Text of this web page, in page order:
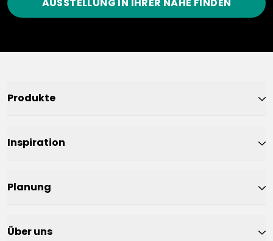
AUSSTELLUNG IN IHRER NÄHE FINDEN
Produkte
Inspiration
Planung
Über uns